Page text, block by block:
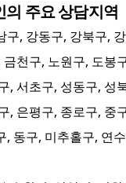
의 주요 상담지역
구, 강동구, 강북구,
천구, 노원구, 도봉
, 서초구, 성동구, 성
, 은평구, 종로구, 중
, 동구, 미추홀구, 연